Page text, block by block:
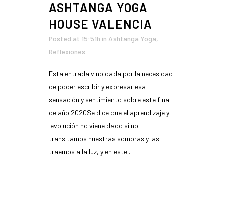
ASHTANGA YOGA
HOUSE VALENCIA
Posted at 15:51h in Ashtanga Yoga,
Reflexiones
Esta entrada vino dada por la necesidad
de poder escribir y expresar esa
sensación y sentimiento sobre este final
de año 2020Se dice que el aprendizaje y
evolución no viene dado si no
transitamos nuestras sombras y las
traemos a la luz, y en este...